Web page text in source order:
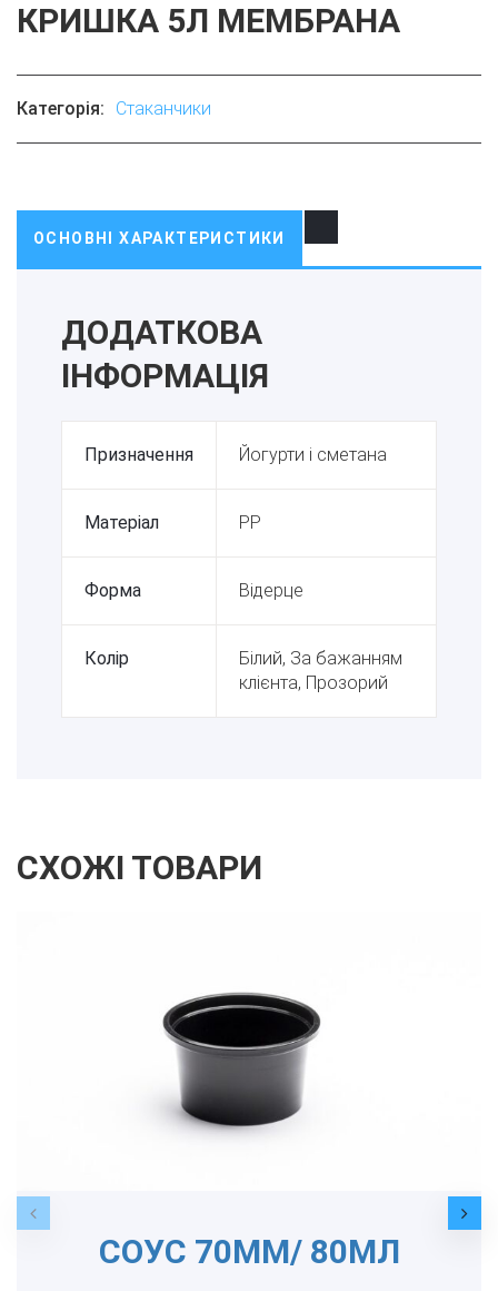
КРИШКА 5Л МЕМБРАНА
Категорія: Стаканчики
ОСНОВНІ ХАРАКТЕРИСТИКИ
ДОДАТКОВА
ІНФОРМАЦІЯ
Призначення Йогурти і сметана
Матеріал PP
Форма Відерце
Колір
Білий, За бажанням
клієнта, Прозорий
СХОЖІ ТОВАРИ
СОУС 70ММ/ 80МЛ